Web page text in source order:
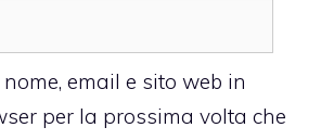
email e sito web in
per la prossima volta che